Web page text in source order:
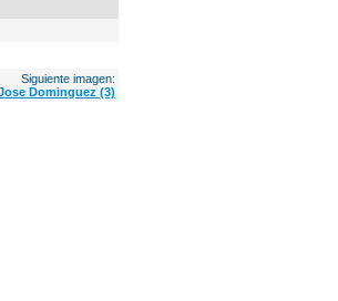
Siguiente imagen:
Dominguez (3)